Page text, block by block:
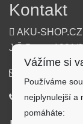
Kontakt
AKU-SHOP.CZ
J.Š.Baara 1331/
720 500 500
Vážíme si
Používáme
nejplynulejší a
pomáháte: